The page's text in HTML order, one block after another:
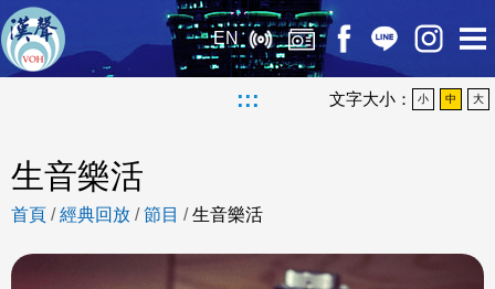
EN
::: 文字大小： 小 中 大
生音樂活
首頁 /經典回放 /節目 /生音樂活